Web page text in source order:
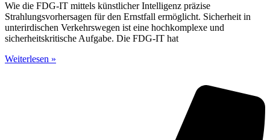
Wie die FDG-IT mittels künstlicher Intelligenz präzise
Strahlungsvorhersagen für den Ernstfall ermöglicht. Sicherheit in
unterirdischen Verkehrswegen ist eine hochkomplexe und
sicherheitskritische Aufgabe. Die FDG-IT hat
Weiterlesen »